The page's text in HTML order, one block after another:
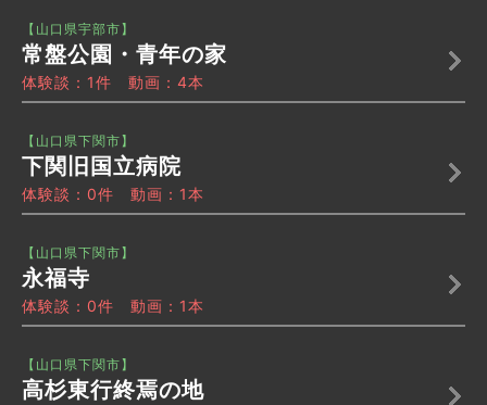
【山口県宇部市】
常盤公園・青年の家
体験談：1件 動画：4本
【山口県下関市】
下関旧国立病院
体験談：0件 動画：1本
【山口県下関市】
永福寺
体験談：0件 動画：1本
【山口県下関市】
高杉東行終焉の地